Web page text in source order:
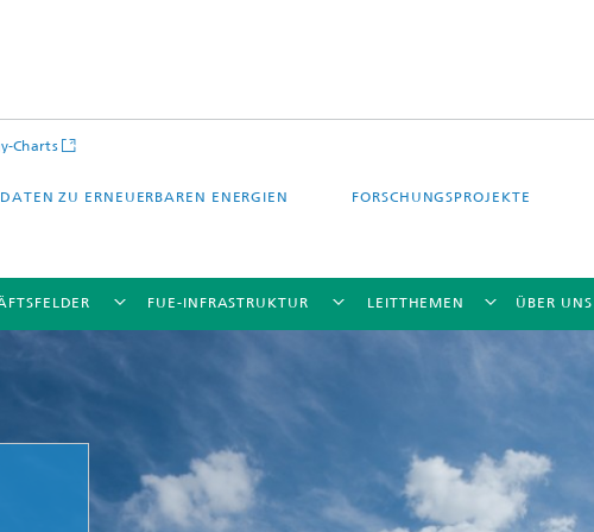
Charts
DATEN ZU ERNEUERBAREN ENERGIEN FORSCHUNGSPROJEKTE
FUE-INFRASTRUKTUR
CalLab PV Cells / CalLab PV Modules
LEITTHEMEN ÜBER UNS